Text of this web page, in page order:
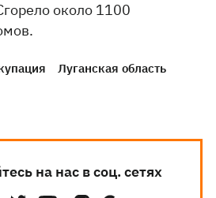
около 1100
Луганская область
на нас в соц. сетях